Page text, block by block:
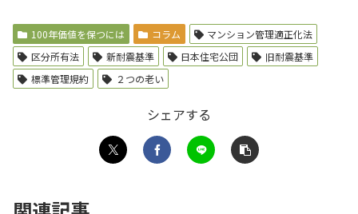
100年価値を保つには コラム
マンション管理適正化法
区分所有法
新耐震基準 日本住宅公団
旧耐震基準
標準管理規約
２つの老い
シェアする